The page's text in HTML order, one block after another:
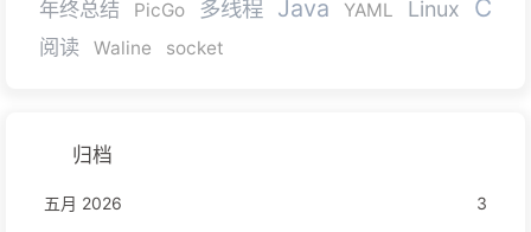
年终总结 PicGo 多线程 Java YAML Linux C
阅读 Waline socket
归档
五月 2026
3